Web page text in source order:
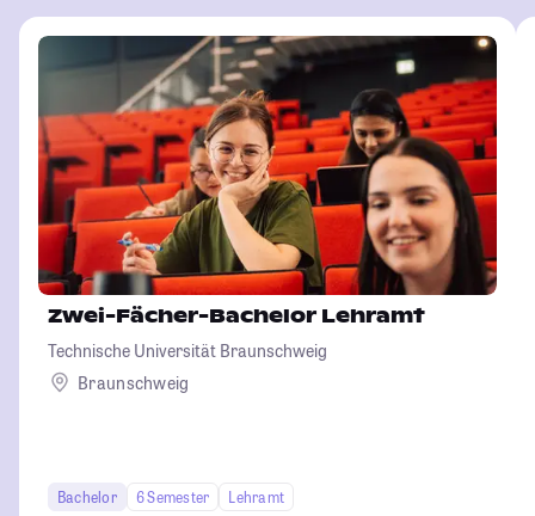
Zwei-Fächer-Bachelor Lehramt
Technische Universität Braunschweig
Braunschweig
Bachelor 6 Semester
Lehramt